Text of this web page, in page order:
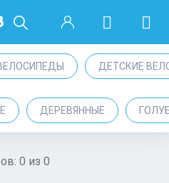
ДЕТСКИЕ
ДЕРЕВЯННЫЕ
0 из 0